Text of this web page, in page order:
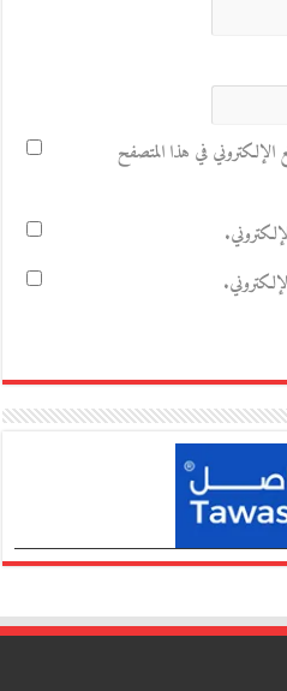
الإلكتروني في هذا المتصفح